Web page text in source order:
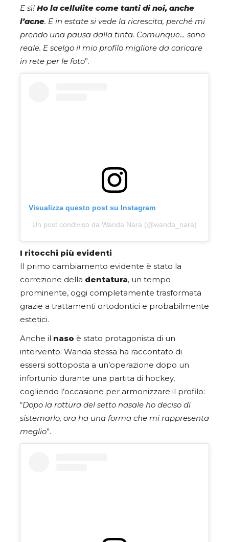
E sì! Ho la cellulite come tanti di noi, anche
l’acne. E in estate si vede la ricrescita, perché mi
prendo una pausa dalla tinta. Comunque… sono
reale. E scelgo il mio profilo migliore da caricare
in rete per le foto”.
Visualizza questo post su Instagram
Un post condiviso da Wanda Nara (@wanda_nara)
I ritocchi più evidenti
Il primo cambiamento evidente è stato la
correzione della dentatura, un tempo
prominente, oggi completamente trasformata
grazie a trattamenti ortodontici e probabilmente
estetici.
Anche il naso è stato protagonista di un
intervento: Wanda stessa ha raccontato di
essersi sottoposta a un’operazione dopo un
infortunio durante una partita di hockey,
cogliendo l’occasione per armonizzare il profilo:
“Dopo la rottura del setto nasale ho deciso di
sistemarlo, ora ha una forma che mi rappresenta
meglio”.